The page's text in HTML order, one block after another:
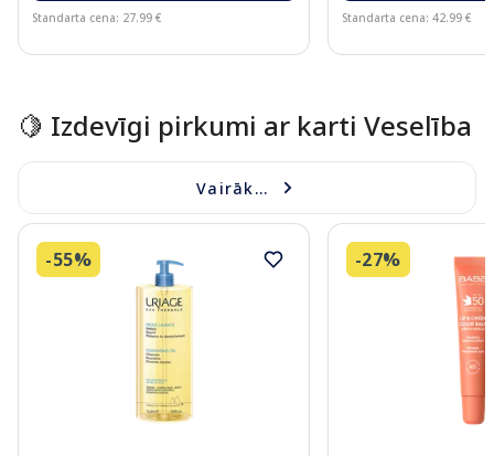
Standarta cena: 27.99 € Standarta cena: 42.99 €
🍋 Izdevīgi pirkumi ar karti Veselība
Vairāk...
-55% -27%